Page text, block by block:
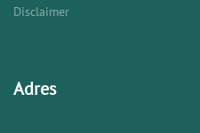
Disclaimer
Adres